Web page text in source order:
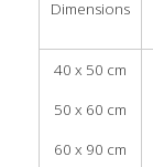
Dimensions
40 x 50 cm
50 x 60 cm
60 x 90 cm